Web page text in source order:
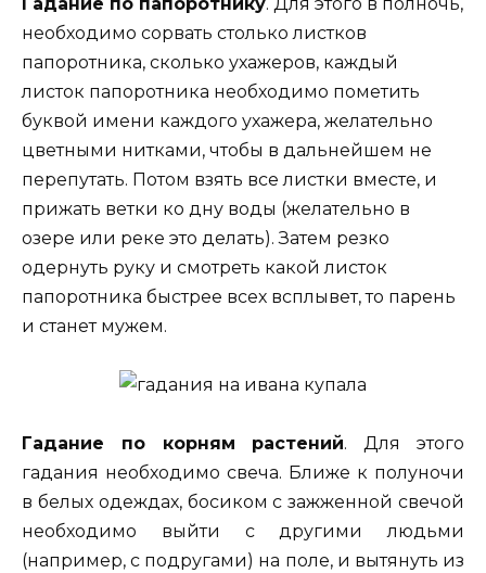
необходимо сорвать столько листков
папоротника, сколько ухажеров, каждый
листок папоротника необходимо пометить
буквой имени каждого ухажера, желательно
цветными нитками, чтобы в дальнейшем не
перепутать. Потом взять все листки вместе, и
прижать ветки ко дну воды (желательно в
озере или реке это делать). Затем резко
одернуть руку и смотреть какой листок
папоротника быстрее всех всплывет, то парень
и станет мужем.
Гадание по корням растений. Для этого
гадания необходимо свеча. Ближе к полуночи
в белых одеждах, босиком с зажженной свечой
необходимо выйти с другими людьми
(например, с подругами) на поле, и вытянуть из